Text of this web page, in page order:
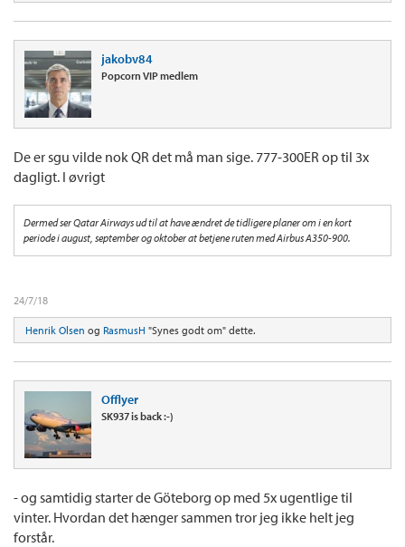
jakobv84
Popcorn VIP medlem
De er sgu vilde nok QR det må man sige. 777-300ER op til 3x
dagligt. I øvrigt
Dermed ser Qatar Airways ud til at have ændret de tidligere planer om i en kort
periode i august, september og oktober at betjene ruten med Airbus A350-900.
24/7/18
Henrik Olsen og RasmusH "Synes godt om" dette.
Offlyer
SK937 is back :-)
- og samtidig starter de Göteborg op med 5x ugentlige til
vinter. Hvordan det hænger sammen tror jeg ikke helt jeg
forstår.